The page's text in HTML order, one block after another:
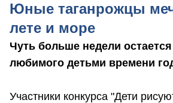
Юные таганрожцы
лете и море
Чуть больше недели
любимого детьми времени
Участники конкурса "Дети